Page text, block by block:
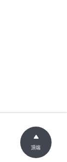
頂端